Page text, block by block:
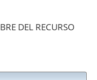
DEL RECURSO